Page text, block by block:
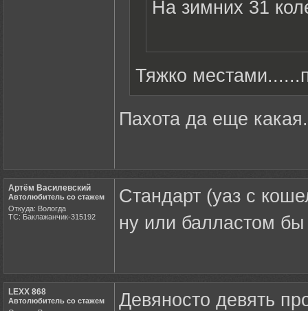
На зимних 31
Тяжко
Пахота да еще
Артём Василевский
Автолюбитель со стажем
Откуда: Вологда
ТС: Баклажанчик-315192
Стандарт (уаз с
ну или балластом бы
LEXX 868
Автолюбитель со стажем
Девяносто девять